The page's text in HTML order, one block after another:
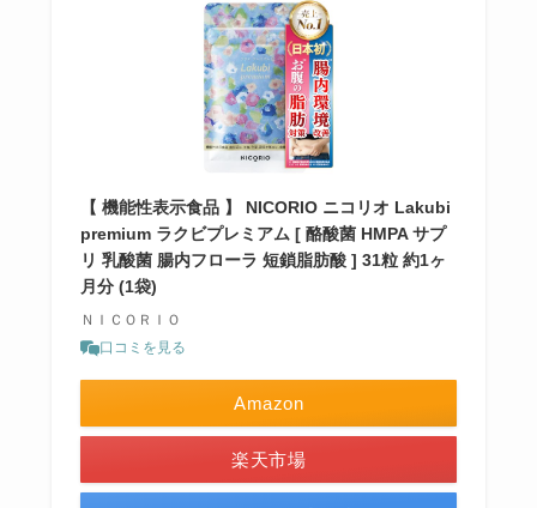
【 機能性表示食品 】 NICORIO ニコリオ Lakubi
premium ラクビプレミアム [ 酪酸菌 HMPA サプ
リ 乳酸菌 腸内フローラ 短鎖脂肪酸 ] 31粒 約1ヶ
月分 (1袋)
ＮＩＣＯＲＩＯ
口コミを見る
Amazon
楽天市場